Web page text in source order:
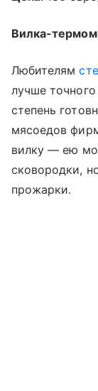
Вилка-
Любителям
лучше
степень
мясоедов
вилку — ею
сковородки,
прожарки.